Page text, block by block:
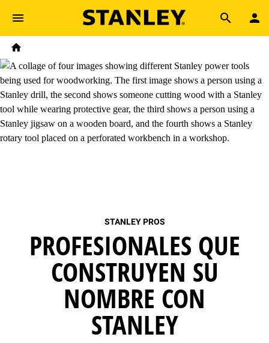
Skip to main content
Search
Breadcrumb
STANLEY PROS
PROFESIONALES QUE
CONSTRUYEN SU
NOMBRE CON
STANLEY